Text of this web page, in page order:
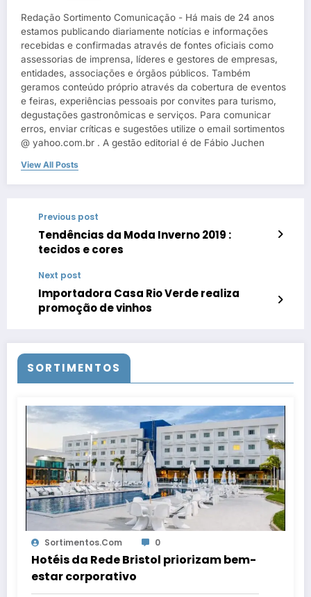
Redação Sortimento Comunicação - Há mais de 24 anos
estamos publicando diariamente notícias e informações
recebidas e confirmadas através de fontes oficiais como
assessorias de imprensa, líderes e gestores de empresas,
entidades, associações e órgãos públicos. Também
geramos conteúdo próprio através da cobertura de eventos
e feiras, experiências pessoais por convites para turismo,
degustações gastronômicas e serviços. Para comunicar
erros, enviar críticas e sugestões utilize o email sortimentos
@ yahoo.com.br . A gestão editorial é de Fábio Juchen
View All Posts
Previous post
Tendências da Moda Inverno 2019 :
tecidos e cores
Next post
Importadora Casa Rio Verde realiza
promoção de vinhos
SORTIMENTOS
Sortimentos.com 0
Hotéis da Rede Bristol priorizam bem-
estar corporativo